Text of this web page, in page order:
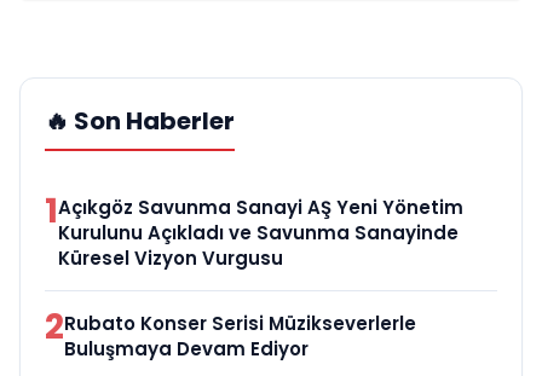
🔥 Son Haberler
1Açıkgöz Savunma Sanayi AŞ Yeni Yönetim
Kurulunu Açıkladı ve Savunma Sanayinde
Küresel Vizyon Vurgusu
2Rubato Konser Serisi Müzikseverlerle
Buluşmaya Devam Ediyor